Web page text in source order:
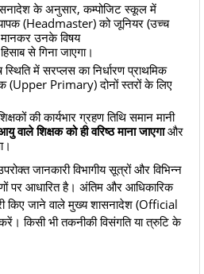
के अनुसार, कम्पोजिट स्कूल में
(Headmaster) को जूनियर (उच्च
उनके विषय
से गिना जाएगा।
में सरप्लस का निर्धारण प्राथमिक
(Upper Primary) दोनों स्तरों के लिए
की कार्यभार ग्रहण तिथि समान मानी
वाले शिक्षक को ही वरिष्ठ माना जाएगाऔर
जानकारी विभागीय सूत्रों और विभिन्न
पर आधारित है। अंतिम और आधिकारिक
किए जाने वाले मुख्य शासनादेश (Official
किसी भी तकनीकी विसंगति या त्रुटि के